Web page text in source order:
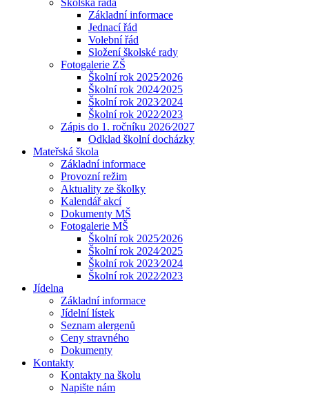
Školská rada
Základní informace
Jednací řád
Volební řád
Složení školské rady
Fotogalerie ZŠ
Školní rok 2025⁄2026
Školní rok 2024⁄2025
Školní rok 2023⁄2024
Školní rok 2022⁄2023
Zápis do 1. ročníku 2026⁄2027
Odklad školní docházky
Mateřská škola
Základní informace
Provozní režim
Aktuality ze školky
Kalendář akcí
Dokumenty MŠ
Fotogalerie MŠ
Školní rok 2025⁄2026
Školní rok 2024⁄2025
Školní rok 2023⁄2024
Školní rok 2022⁄2023
Jídelna
Základní informace
Jídelní lístek
Seznam alergenů
Ceny stravného
Dokumenty
Kontakty
Kontakty na školu
Napište nám